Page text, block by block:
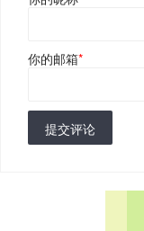
你的邮箱*
提交评论